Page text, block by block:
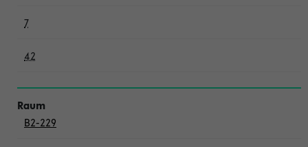
7
42
B2-229